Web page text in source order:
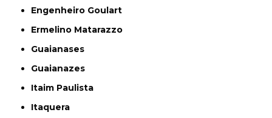
Engenheiro Goulart
Ermelino Matarazzo
Guaianases
Guaianazes
Itaim Paulista
Itaquera